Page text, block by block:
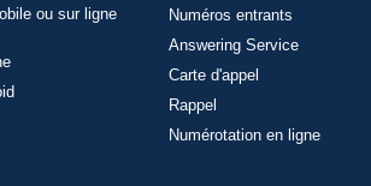
ou sur ligne
Numéros entrants
Answering Service
Carte d'appel
Rappel
Numérotation en ligne